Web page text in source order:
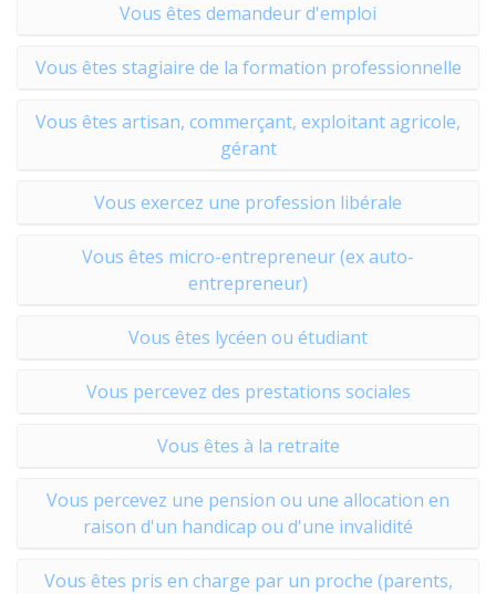
Vous êtes demandeur d'emploi
Vous êtes stagiaire de la formation professionnelle
Vous êtes artisan, commerçant, exploitant agricole,
gérant
Vous exercez une profession libérale
Vous êtes micro-entrepreneur (ex auto-
entrepreneur)
Vous êtes lycéen ou étudiant
Vous percevez des prestations sociales
Vous êtes à la retraite
Vous percevez une pension ou une allocation en
raison d'un handicap ou d'une invalidité
Vous êtes pris en charge par un proche (parents,